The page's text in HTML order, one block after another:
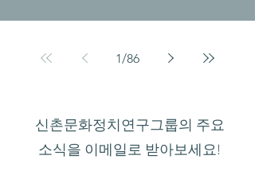
1/86
신촌문화정치연구그룹의 주요
소식을 이메일로 받아보세요!